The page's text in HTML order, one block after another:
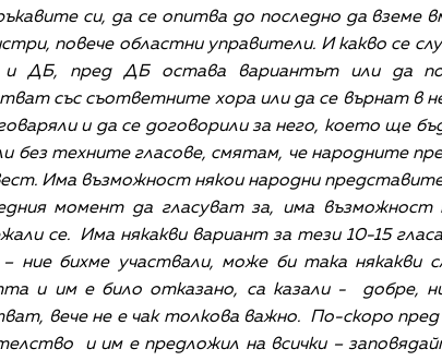
си, да се опитва до последно да вземе
повече областни управители. И какво се
ДБ, пред ДБ остава вариантът или да
със съответните хора или да се върнат в
и да се договорили за него, което ще
без техните гласове, смятам, че народните
Има възможност някои народни
момент да гласуват за, има възможност
се. Има някакви вариант за тези 10-15
бихме участвали, може би така някакви
и им е било отказано, са казали - добре,
вече не е чак толкова важно. По-скоро
и им е предложил на всички –